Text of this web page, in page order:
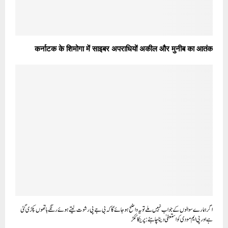
कर्नाटक के शिमोगा में साइबर अपराधियों अकील और मुनीब का आतंक
اگر ہمارے سوالوں کے جواب نہیں ملے تو یہ واضح ہو جائے گا کہ بی جے پی رشوت لیتے ہوئے رنگے ہاتھوں پکڑی گئی
ہے اور پی ایم مودی کو استعفیٰ دینا چاہئے: پرینکا ککڑ